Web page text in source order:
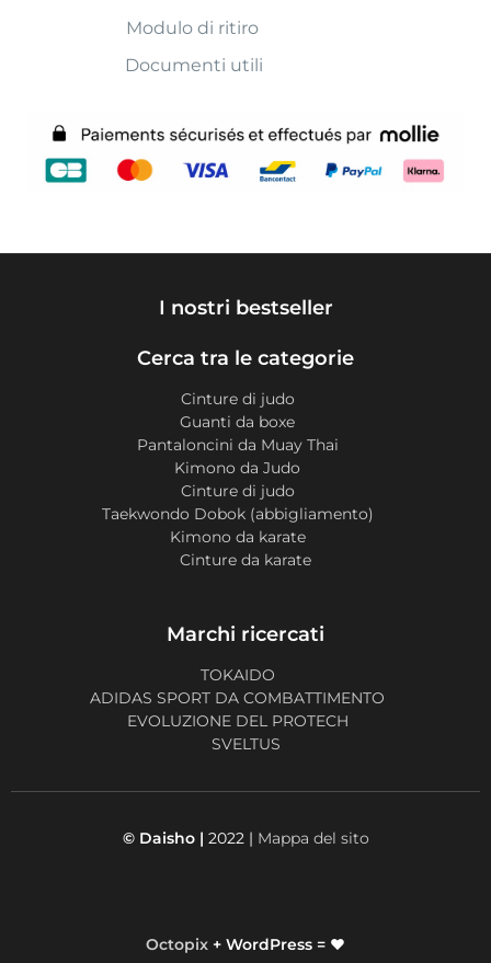
Modulo di ritiro
Documenti utili
I nostri bestseller
Cerca tra le categorie
Cinture di judo
Guanti da boxe
Pantaloncini da Muay Thai
Kimono da Judo
Cinture di judo
Taekwondo Dobok (abbigliamento)
Kimono da karate
Cinture da karate
Marchi ricercati
TOKAIDO
ADIDAS SPORT DA COMBATTIMENTO
EVOLUZIONE DEL PROTECH
SVELTUS
© Daisho | 2022 | Mappa del sito
Octopix + WordPress = ❤